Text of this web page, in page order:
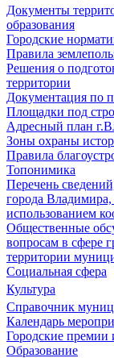
Документы
образования
Городские
Правила
Решения о
территории
Документация по
Площадки под
Адресный план
Зоны охраны
Правила
Топонимика
Перечень
города
использованием
Общественные
вопросам в сфере
территории
Социальная сфера
Культура
Справочник
Календарь
Городские премии
Образование